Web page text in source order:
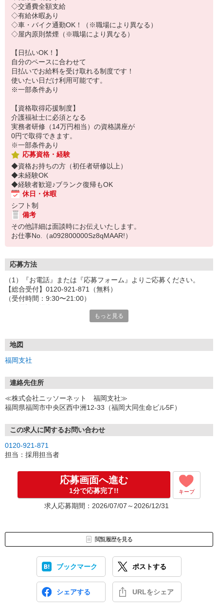
◇交通費全額支給
◇有給休暇あり
◇車・バイク通勤OK！（※職場により異なる）
◇屋内原則禁煙（※職場により異なる）
【日払いOK！】
自分のペースに合わせて
日払いでお給料を受け取れる制度です！
使いたい日だけ利用可能です。
※一部条件あり
【資格取得応援制度】
介護福祉士に必須となる
実務者研修（14万円相当）の資格講座が
0円で取得できます。
※一部条件あり
応募資格・経験
◆資格お持ちの方（初任者研修以上）
◆未経験OK
◆経験者歓迎♪ブランク復帰もOK
休日・休暇
シフト制
備考
その他詳細は面談時にお伝えいたします。
お仕事No.（a092800000Sz8qMAAR!）
応募方法
（1）『お電話』または『応募フォーム』よりご応募ください。
【総合受付】0120-921-871（無料）
（受付時間：9:30〜21:00）
「e-aidemを見て」とお伝えいただけるとスムーズです。
◎応募フォームからのご応募は24時間受付中です！
（2）面談・登録の実施
ご都合のよいお日にちをお聞かせください。
↓
（3）選考・お仕事のご案内
↓
※紹介予定派遣・職業紹介などで、正職員登用前提でのお仕事も可
能です。
もっと見る
地図
福岡支社
連絡先住所
≪株式会社ニッソーネット 福岡支社≫
福岡県福岡市中央区西中洲12-33（福岡大同生命ビル5F）
この求人に関するお問い合わせ
0120-921-871
担当：採用担当者
応募画面へ進む
1分で応募完了!! キープ
求人応募期間：2026/07/07～2026/12/31
閲覧履歴を見る
ブックマーク ポストする
シェアする URLをシェア